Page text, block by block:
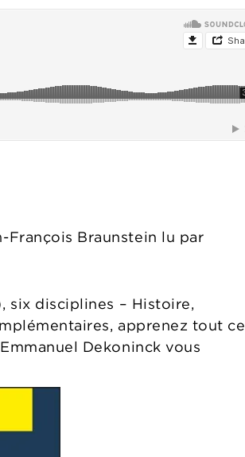
François Braunstein lu par
six disciplines – Histoire,
apprenez tout ce
Dekoninck vous